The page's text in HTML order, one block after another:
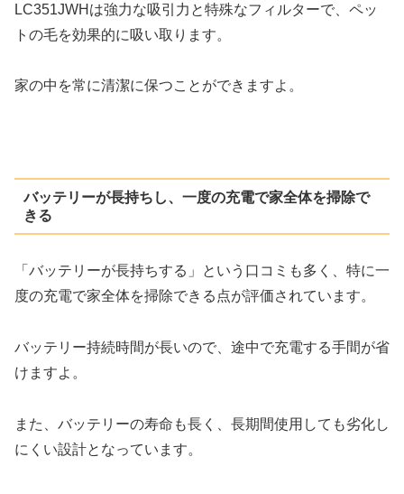
LC351JWHは強力な吸引力と特殊なフィルターで、ペッ
トの毛を効果的に吸い取ります。
家の中を常に清潔に保つことができますよ。
バッテリーが長持ちし、一度の充電で家全体を掃除で
きる
「バッテリーが長持ちする」という口コミも多く、特に一
度の充電で家全体を掃除できる点が評価されています。
バッテリー持続時間が長いので、途中で充電する手間が省
けますよ。
また、バッテリーの寿命も長く、長期間使用しても劣化し
にくい設計となっています。